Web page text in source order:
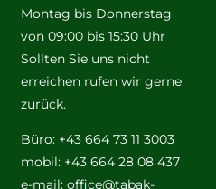
Montag bis Donnerstag
von 09:00 bis 15:30 Uhr
Sollten Sie uns nicht
erreichen rufen wir gerne
zurück.
Büro: +43 664 73 11 3003
mobil: +43 664 28 08 437
e-mail: office@tabak-